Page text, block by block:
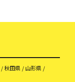
秋田県
山形県